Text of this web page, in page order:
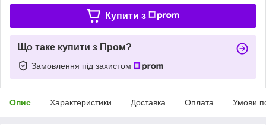
Купити з
Що таке купити з Пром?
Замовлення під захистом
Опис Характеристики Доставка Оплата Умови